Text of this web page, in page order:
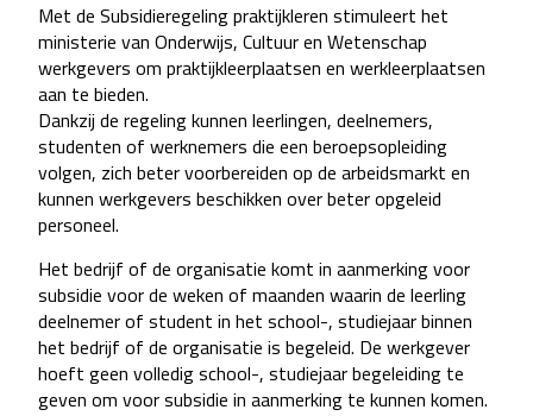
Met de Subsidieregeling praktijkleren stimuleert het
ministerie van Onderwijs, Cultuur en Wetenschap
werkgevers om praktijkleerplaatsen en werkleerplaatsen
aan te bieden.
Dankzij de regeling kunnen leerlingen, deelnemers,
studenten of werknemers die een beroepsopleiding
volgen, zich beter voorbereiden op de arbeidsmarkt en
kunnen werkgevers beschikken over beter opgeleid
personeel.
Het bedrijf of de organisatie komt in aanmerking voor
subsidie voor de weken of maanden waarin de leerling
deelnemer of student in het school-, studiejaar binnen
het bedrijf of de organisatie is begeleid. De werkgever
hoeft geen volledig school-, studiejaar begeleiding te
geven om voor subsidie in aanmerking te kunnen komen.